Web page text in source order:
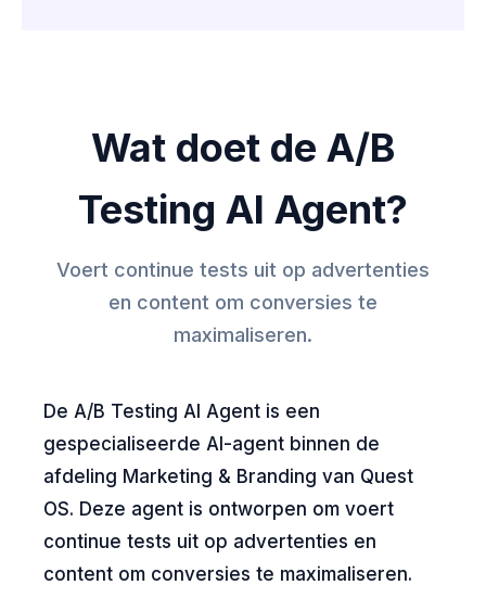
Wat doet de A/B
Testing AI Agent?
Voert continue tests uit op advertenties
en content om conversies te
maximaliseren.
De A/B Testing AI Agent is een
gespecialiseerde AI-agent binnen de
afdeling Marketing & Branding van Quest
OS. Deze agent is ontworpen om voert
continue tests uit op advertenties en
content om conversies te maximaliseren.